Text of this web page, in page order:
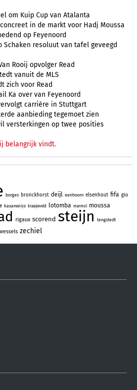
om Kuip Cup van Atalanta
in de markt voor Hadj Moussa
op Feyenoord
Schaken resoluut van tafel geveegd
Rooij opvolger Read
vanuit de MLS
zich voor Read
Ka over van Feyenoord
carrière in Stuttgart
aanbieding tegemoet zien
versterkingen op twee posities
belangrijk vindt.
borges bronckhorst deijl eenhoorn elsenhout fifa gio
kasanwirjo kraaijeveld lotomba marmol
moussa
rigaux scorend steijn tengstedt
zechiel